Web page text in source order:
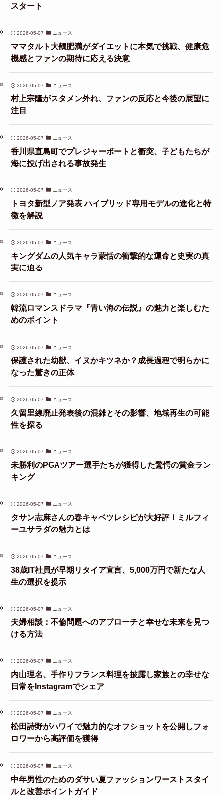
スタート
2026-05-07 ニュース
ママタルト大鶴肥満がダイエットに本気で挑戦、健康危
機感とファンの期待に応える決意
2026-05-07 ニュース
村上宗隆がスタメン外れ、ファンの反応と今後の展望に
注目
2026-05-07 ニュース
香川県直島町でプレジャーボートと衝突、子どもたちが
海に投げ出される事故発生
2026-05-07 ニュース
トヨタ新型ノア発表 ハイブリッド専用モデルの進化と特
徴を解説
2026-05-07 ニュース
キングダムの人気キャラ蒙恬の衝撃的な運命と史実の真
実に迫る
2026-05-07 ニュース
韓流ロマンスドラマ『青い海の伝説』の魅力と楽しむた
めのポイント
2026-05-07 ニュース
保護された幼獣、イヌかキツネか？成長過程で明らかに
なった驚きの正体
2026-05-07 ニュース
久留里線廃止発表後の混雑とその影響、地域再生の可能
性を探る
2026-05-07 ニュース
未勝利のPGAツアー選手たちが獲得した驚愕の賞金ラン
キング
2026-05-07 ニュース
タサン志麻さんの春キャベツレシピが大好評！ミルフィ
ーユサラダの魅力とは
2026-05-07 ニュース
38歳IT社員が早期リタイア宣言、5,000万円で新たな人
生の選択を提示
2026-05-07 ニュース
夫婦相談：不倫問題へのアプローチと幸せな未来を見つ
ける方法
2026-05-07 ニュース
内山理名、手作りフランス料理を披露し家族との幸せな
日常をInstagramでシェア
2026-05-07 ニュース
松田詩野がハワイで魅力的なオフショットを公開しフォ
ロワーから高評価を獲得
2026-05-07 ニュース
中年男性のためのダサい夏ファッションワーストスタイ
ルと改善ポイントガイド